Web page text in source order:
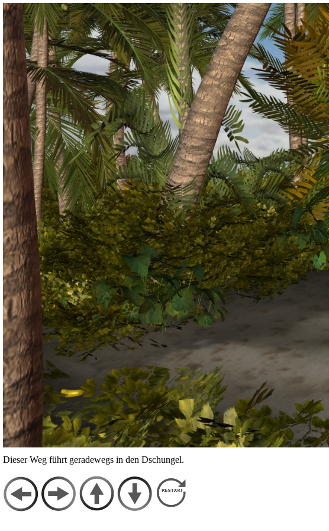
Dieser Weg führt geradewegs in den Dschungel.